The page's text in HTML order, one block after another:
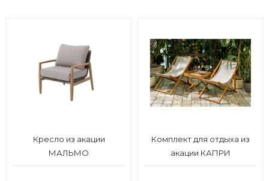
Гарантийный срок: 18 месяцев.
Кресло из акации
МАЛЬМО
Комплект для отдыха из
акации КАПРИ